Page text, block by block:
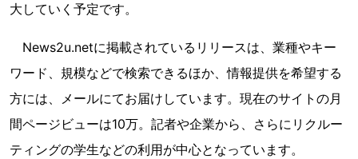
大していく予定です。
News2u.netに掲載されているリリースは、業種やキー
ワード、規模などで検索できるほか、情報提供を希望する
方には、メールにてお届けしています。現在のサイトの月
間ページビューは10万。記者や企業から、さらにリクルー
ティングの学生などの利用が中心となっています。